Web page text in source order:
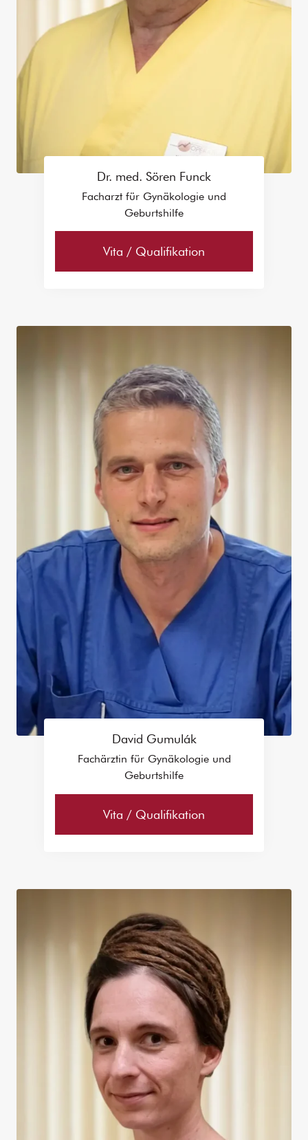
Dr. med. Sören Funck
Facharzt für Gynäkologie und
Geburtshilfe
Vita / Qualifikation
David Gumulák
Fachärztin für Gynäkologie und
Geburtshilfe
Vita / Qualifikation